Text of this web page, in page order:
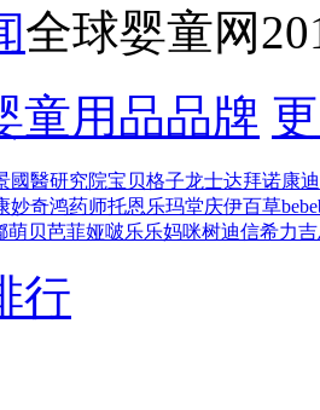
全球婴童网
童用品品牌
國醫研究院宝贝格子龙士达拜诺康
妙奇鸿药师托恩 乐玛堂庆伊百草
萌贝芭菲娅啵乐乐妈咪树迪信希力吉
行